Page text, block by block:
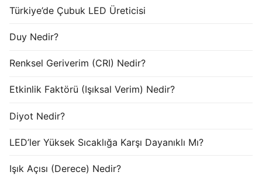
Türkiye’de Çubuk LED Üreticisi
Duy Nedir?
Renksel Geriverim (CRI) Nedir?
Etkinlik Faktörü (Işıksal Verim) Nedir?
Diyot Nedir?
LED’ler Yüksek Sıcaklığa Karşı Dayanıklı Mı?
Işık Açısı (Derece) Nedir?